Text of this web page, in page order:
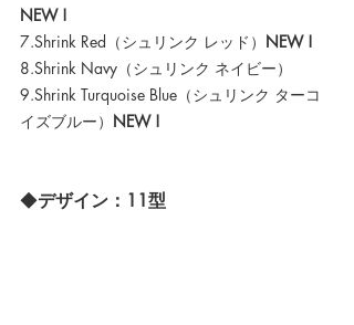
NEW !
7.Shrink Red（シュリンク レッド） NEW !
8.Shrink Navy（シュリンク ネイビー）
9.Shrink Turquoise Blue（シュリンク ターコ
イズブルー） NEW !
◆デザイン：11型